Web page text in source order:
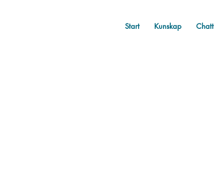
Start Kunskap Chatt